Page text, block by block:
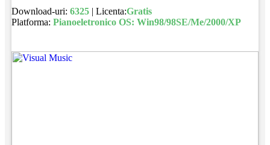
Download-uri: 6325| Licenta:Gratis
Platforma: Pianoeletronico OS: Win98/98SE/Me/2000/XP